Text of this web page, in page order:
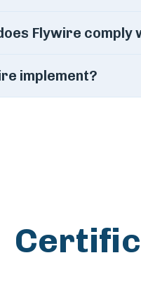
Flywire comply
implement?